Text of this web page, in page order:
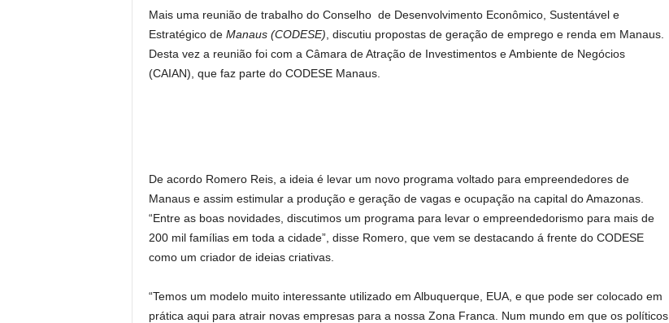
Mais uma reunião de trabalho do Conselho de Desenvolvimento Econômico, Sustentável e
Estratégico de Manaus (CODESE) , discutiu propostas de geração de emprego e renda em Manaus.
Desta vez a reunião foi com a Câmara de Atração de Investimentos e Ambiente de Negócios
(CAIAN), que faz parte do CODESE Manaus.
De acordo Romero Reis, a ideia é levar um novo programa voltado para empreendedores de
Manaus e assim estimular a produção e geração de vagas e ocupação na capital do Amazonas.
“Entre as boas novidades, discutimos um programa para levar o empreendedorismo para mais de
200 mil famílias em toda a cidade”, disse Romero, que vem se destacando á frente do CODESE
como um criador de ideias criativas.
“Temos um modelo muito interessante utilizado em Albuquerque, EUA, e que pode ser colocado em
prática aqui para atrair novas empresas para a nossa Zona Franca. Num mundo em que os políticos